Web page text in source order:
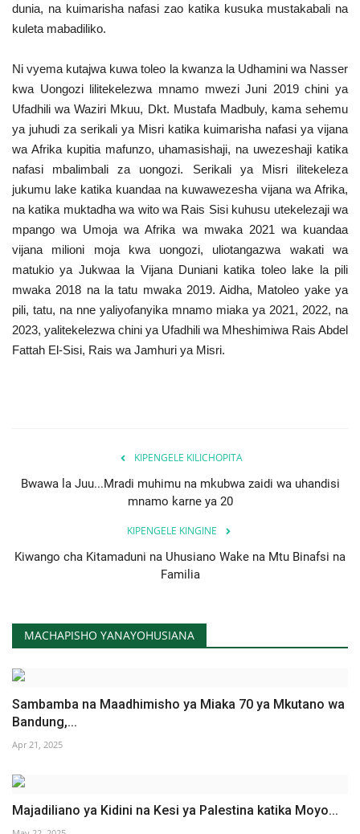
dunia, na kuimarisha nafasi zao katika kusuka mustakabali na
kuleta mabadiliko.
Ni vyema kutajwa kuwa toleo la kwanza la Udhamini wa Nasser
kwa Uongozi lilitekelezwa mnamo mwezi Juni 2019 chini ya
Ufadhili wa Waziri Mkuu, Dkt. Mustafa Madbuly, kama sehemu
ya juhudi za serikali ya Misri katika kuimarisha nafasi ya vijana
wa Afrika kupitia mafunzo, uhamasishaji, na uwezeshaji katika
nafasi mbalimbali za uongozi. Serikali ya Misri ilitekeleza
jukumu lake katika kuandaa na kuwawezesha vijana wa Afrika,
na katika muktadha wa wito wa Rais Sisi kuhusu utekelezaji wa
mpango wa Umoja wa Afrika wa mwaka 2021 wa kuandaa
vijana milioni moja kwa uongozi, uliotangazwa wakati wa
matukio ya Jukwaa la Vijana Duniani katika toleo lake la pili
mwaka 2018 na la tatu mwaka 2019. Aidha, Matoleo yake ya
pili, tatu, na nne yaliyofanyika mnamo miaka ya 2021, 2022, na
2023, yalitekelezwa chini ya Ufadhili wa Mheshimiwa Rais Abdel
Fattah El-Sisi, Rais wa Jamhuri ya Misri.
KIPENGELE KILICHOPITA
Bwawa la Juu...Mradi muhimu na mkubwa zaidi wa uhandisi
mnamo karne ya 20
KIPENGELE KINGINE
Kiwango cha Kitamaduni na Uhusiano Wake na Mtu Binafsi na
Familia
MACHAPISHO YANAYOHUSIANA
Sambamba na Maadhimisho ya Miaka 70 ya Mkutano wa
Bandung,...
Apr 21, 2025
Majadiliano ya Kidini na Kesi ya Palestina katika Moyo...